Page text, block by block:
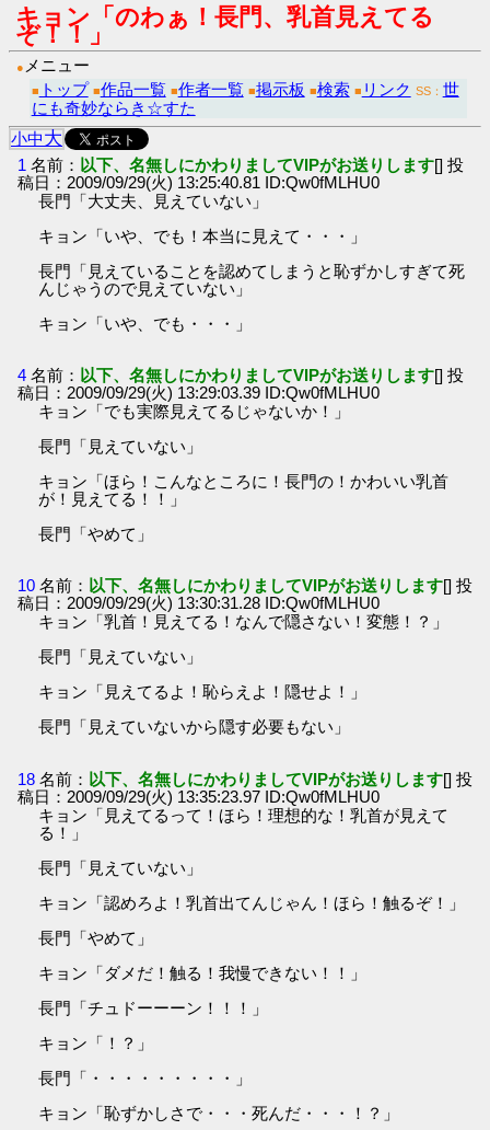
キョン「のわぁ！長門、乳首見えてる
ぞ！！」
● メニュー
■ トップ ■作品一覧 ■作者一覧 ■掲示板 ■検索 ■ リンク SS： 世
にも奇妙ならき☆すた
小中大
1 名前： 以下、名無しにかわりましてVIPがお送りします[] 投
稿日：2009/09/29(火) 13:25:40.81 ID:Qw0fMLHU0
長門「大丈夫、見えていない」
キョン「いや、でも！本当に見えて・・・」
長門「見えていることを認めてしまうと恥ずかしすぎて死
んじゃうので見えていない」
キョン「いや、でも・・・」
4 名前： 以下、名無しにかわりましてVIPがお送りします[] 投
稿日：2009/09/29(火) 13:29:03.39 ID:Qw0fMLHU0
キョン「でも実際見えてるじゃないか！」
長門「見えていない」
キョン「ほら！こんなところに！長門の！かわいい乳首
が！見えてる！！」
長門「やめて」
10 名前： 以下、名無しにかわりましてVIPがお送りします[] 投
稿日：2009/09/29(火) 13:30:31.28 ID:Qw0fMLHU0
キョン「乳首！見えてる！なんで隠さない！変態！？」
長門「見えていない」
キョン「見えてるよ！恥らえよ！隠せよ！」
長門「見えていないから隠す必要もない」
18 名前： 以下、名無しにかわりましてVIPがお送りします[] 投
稿日：2009/09/29(火) 13:35:23.97 ID:Qw0fMLHU0
キョン「見えてるって！ほら！理想的な！乳首が見えて
る！」
長門「見えていない」
キョン「認めろよ！乳首出てんじゃん！ほら！触るぞ！」
長門「やめて」
キョン「ダメだ！触る！我慢できない！！」
長門「チュドーーーン！！！」
キョン「！？」
長門「・・・・・・・・・」
キョン「恥ずかしさで・・・死んだ・・・！？」